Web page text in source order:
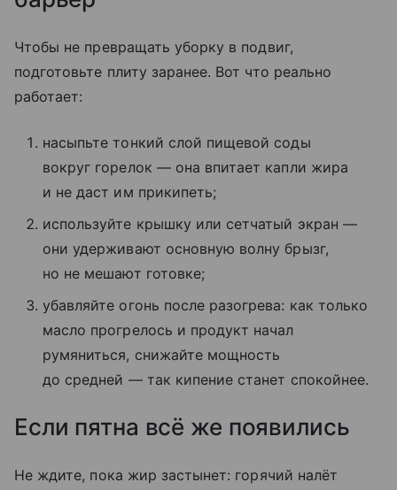
Чтобы не превращать уборку в подвиг,
подготовьте плиту заранее. Вот что реально
работает:
насыпьте тонкий слой пищевой соды
вокруг горелок — она впитает капли жира
и не даст им прикипеть;
используйте крышку или сетчатый экран —
они удерживают основную волну брызг,
но не мешают готовке;
убавляйте огонь после разогрева: как только
масло прогрелось и продукт начал
румяниться, снижайте мощность
до средней — так кипение станет спокойнее.
Если пятна всё же появились
Не ждите, пока жир застынет: горячий налёт